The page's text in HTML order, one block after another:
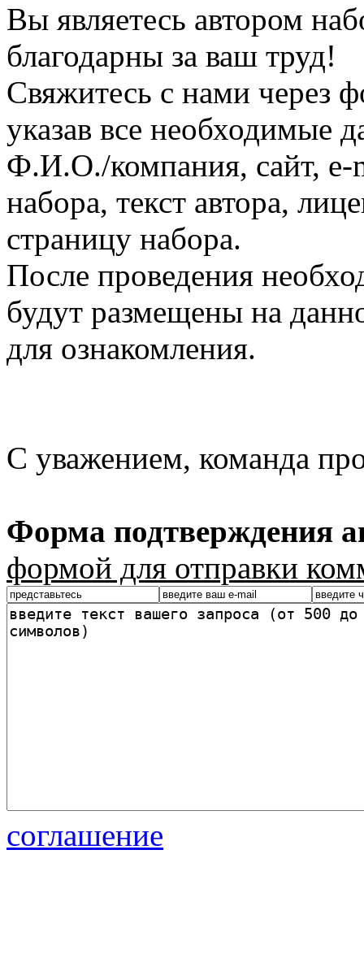
Вы являетесь автором
благодарны за ваш труд!
Свяжитесь с нами через
указав все необходимые
Ф.И.О./компания, сайт, e-
набора, текст автора,
страницу набора.
После проведения
будут размещены на
для ознакомления.
С уважением, команда
Форма подтверждения
формой для отправки
соглашение